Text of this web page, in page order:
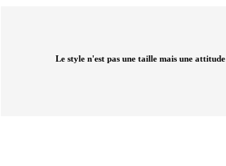
Le style n'est pas une taille mais une attitude